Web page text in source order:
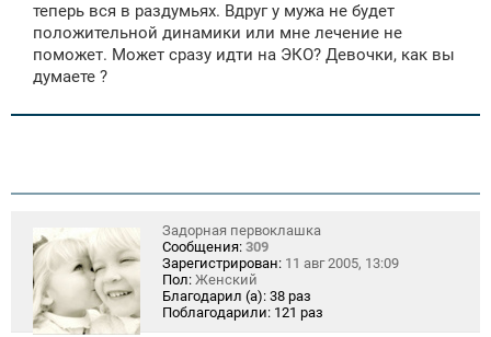
теперь вся в раздумьях. Вдруг у мужа не будет
положительной динамики или мне лечение не
поможет. Может сразу идти на ЭКО? Девочки, как вы
думаете ?
Задорная первоклашка
Сообщения: 309
Зарегистрирован: 11 авг 2005, 13:09
Пол: Женский
Благодарил (а): 38 раз
Поблагодарили: 121 раз